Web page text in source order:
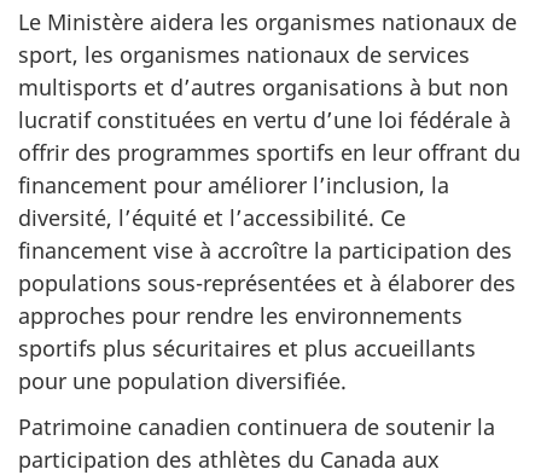
Le Ministère aidera les organismes nationaux de
sport, les organismes nationaux de services
multisports et d’autres organisations à but non
lucratif constituées en vertu d’une loi fédérale à
offrir des programmes sportifs en leur offrant du
financement pour améliorer l’inclusion, la
diversité, l’équité et l’accessibilité. Ce
financement vise à accroître la participation des
populations sous-représentées et à élaborer des
approches pour rendre les environnements
sportifs plus sécuritaires et plus accueillants
pour une population diversifiée.
Patrimoine canadien continuera de soutenir la
participation des athlètes du Canada aux